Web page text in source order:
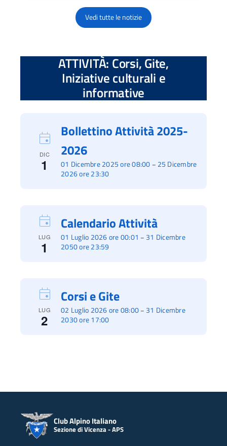
Vedi tutte le notizie
ATTIVITÀ: Corsi, Gite,
Iniziative culturali e
informative
DIC
1 01 Dicembre 2025 ore 08:00 – 25 Dicembre
2026 ore 23:30
Bollettino Attività 2025-
2026
LUG
1
01 Luglio 2026 ore 00:01 – 31 Dicembre
2050 ore 23:59
Calendario Attività
LUG
2
02 Luglio 2026 ore 08:00– 31 Dicembre
2030 ore 17:00
Corsi e Gite
Club Alpino Italiano
Sezione di Vicenza - APS